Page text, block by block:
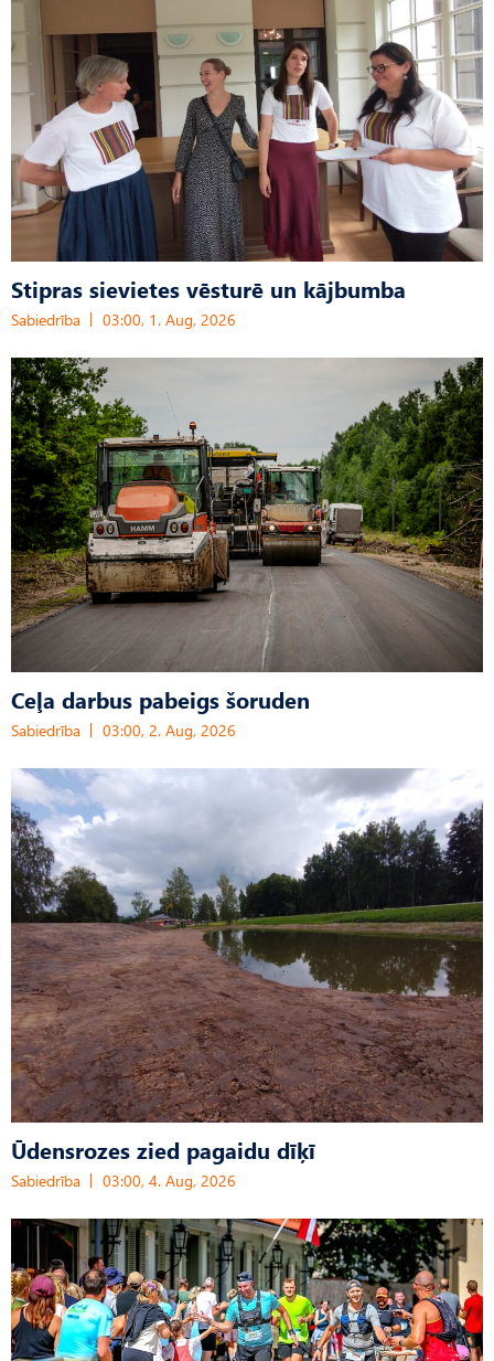
Stipras sievietes vēsturē un kājbumba
Sabiedrība 03:00, 1. Aug, 2026
Ceļa darbus pabeigs šoruden
Sabiedrība 03:00, 2. Aug, 2026
Ūdensrozes zied pagaidu dīķī
Sabiedrība 03:00, 4. Aug, 2026